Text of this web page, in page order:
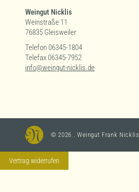
Weingut Nicklis
Weinstraße 11
76835 Gleisweiler
Telefon 06345-1804
Telefax 06345-7952
info@weingut-nicklis.de
© 2026 . Weingut Frank Nicklis
Vertrag widerrufen